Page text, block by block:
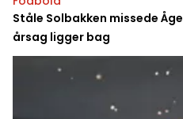
Ståle Solbakken missede
årsag ligger bag